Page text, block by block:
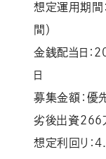
想定運用期間
間）
金銭配当日：
日
募集金額：優
劣後出資266
想定利回り：